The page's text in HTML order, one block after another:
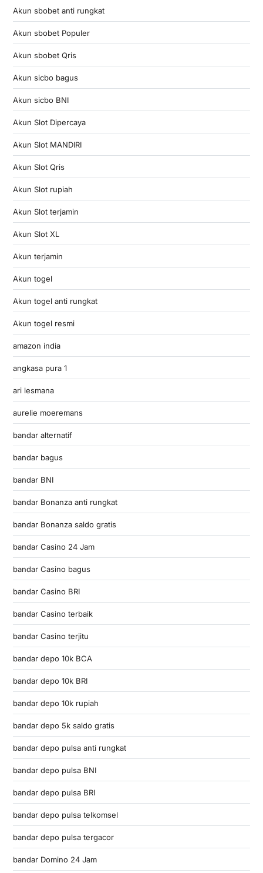
Akun sbobet anti rungkat
Akun sbobet Populer
Akun sbobet Qris
Akun sicbo bagus
Akun sicbo BNI
Akun Slot Dipercaya
Akun Slot MANDIRI
Akun Slot Qris
Akun Slot rupiah
Akun Slot terjamin
Akun Slot XL
Akun terjamin
Akun togel
Akun togel anti rungkat
Akun togel resmi
amazon india
angkasa pura 1
ari lesmana
aurelie moeremans
bandar alternatif
bandar bagus
bandar BNI
bandar Bonanza anti rungkat
bandar Bonanza saldo gratis
bandar Casino 24 Jam
bandar Casino bagus
bandar Casino BRI
bandar Casino terbaik
bandar Casino terjitu
bandar depo 10k BCA
bandar depo 10k BRI
bandar depo 10k rupiah
bandar depo 5k saldo gratis
bandar depo pulsa anti rungkat
bandar depo pulsa BNI
bandar depo pulsa BRI
bandar depo pulsa telkomsel
bandar depo pulsa tergacor
bandar Domino 24 Jam